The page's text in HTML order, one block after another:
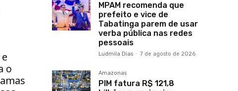
o
MPAM recomenda que
prefeito e vice de
Tabatinga parem de usar
verba pública nas redes
pessoais
Ludmila Dias - 7 de agosto de 2026
Amazonas
PIM fatura R$ 121,8